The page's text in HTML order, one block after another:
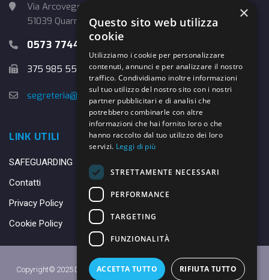
Via Arcoveggio, 4
51039 Quarrata (PT)
0573 774457
375 985 5526
segreteria@danybasket.it
LINK UTILI
SAFEGUARDING
Contatti
Privacy Policy
Cookie Policy
Copyright© 2025 DANY BASKET QUARRATA S.S.D.A.R.L. -Privacy Policy
×
Questo sito web utilizza
cookie
Utilizziamo i cookie per personalizzare
contenuti, annunci e per analizzare il nostro
traffico. Condividiamo inoltre informazioni
sul tuo utilizzo del nostro sito con i nostri
partner pubblicitari e di analisi che
potrebbero combinarle con altre
informazioni che hai fornito loro o che
hanno raccolto dal tuo utilizzo dei loro
servizi. Leggi di più
STRETTAMENTE NECESSARI
PERFORMANCE
TARGETING
FUNZIONALITÀ
ACCETTA TUTTO RIFIUTA TUTTO